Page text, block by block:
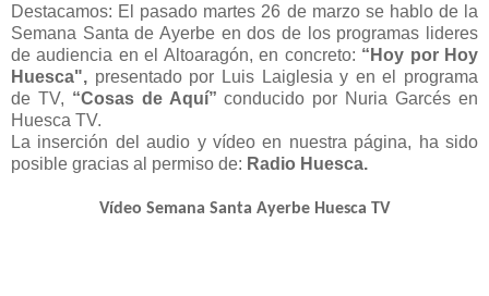
Destacamos: El pasado martes 26 de marzo se hablo de la
Semana Santa de Ayerbe en dos de los programas lideres
de audiencia en el Altoaragón, en concreto: “Hoy por Hoy
Huesca", presentado por Luis Laiglesia y en el programa
de TV, “Cosas de Aquí” conducido por Nuria Garcés en
Huesca TV.
La inserción del audio y vídeo en nuestra página, ha sido
posible gracias al permiso de: Radio Huesca.
Vídeo Semana Santa Ayerbe Huesca TV